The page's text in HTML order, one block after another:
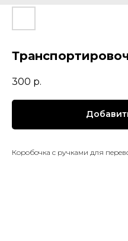
300 р.
Коробочка с ручками для